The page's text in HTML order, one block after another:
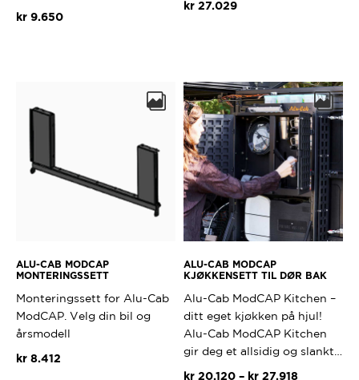
kr9.650
kr 27.029
ALU-CAB MODCAP
MONTERINGSSETT
Monteringssett for Alu-Cab
ModCAP. Velg din bil og
årsmodell
kr8.412
ALU-CAB MODCAP
KJØKKENSETT TIL DØR BAK
Alu-Cab ModCAP Kitchen –
ditt eget kjøkken på hjul!
Alu-Cab ModCAP Kitchen
gir deg et allsidig og slankt…
kr 20.120 – kr 27.918